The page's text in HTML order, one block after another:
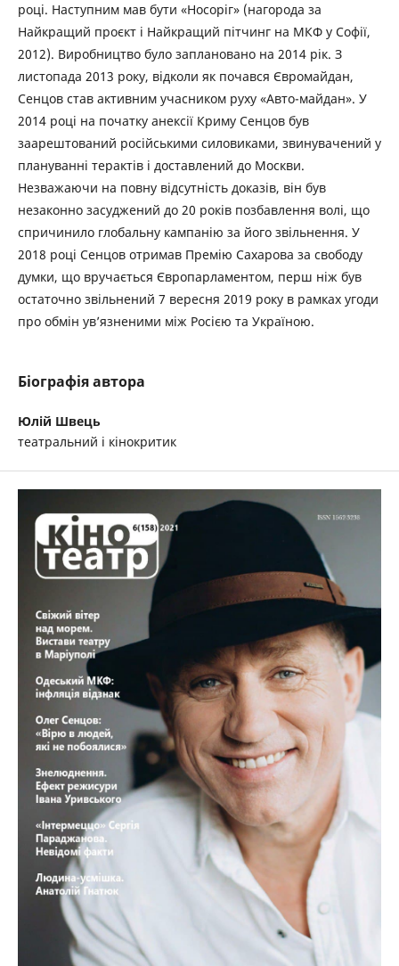
році. Наступним мав бути «Носоріг» (нагорода за
Найкращий проєкт і Найкращий пітчинг на МКФ у Софії,
2012). Виробництво було заплановано на 2014 рік. З
листопада 2013 року, відколи як почався Євромайдан,
Сенцов став активним учасником руху «Авто-майдан». У
2014 році на початку анексії Криму Сенцов був
заарештований російськими силовиками, звинувачений у
плануванні терактів і доставлений до Москви.
Незважаючи на повну відсутність доказів, він був
незаконно засуджений до 20 років позбавлення волі, що
спричинило глобальну кампанію за його звільнення. У
2018 році Сенцов отримав Премію Сахарова за свободу
думки, що вручається Європарламентом, перш ніж був
остаточно звільнений 7 вересня 2019 року в рамках угоди
про обмін ув’язненими між Росією та Україною.
Біографія автора
Юлій Швець
театральний і кінокритик